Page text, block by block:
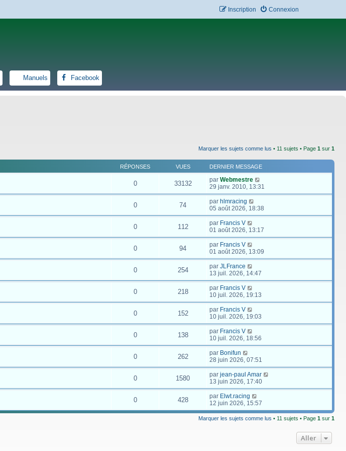
Connexion
Inscription
Manuels Facebook
Marquer les sujets comme lus • 11 sujets • Page 1 sur 1
RÉPONSES VUES DERNIER MESSAGE
0 33132 par Webmestre
29 janv. 2010, 13:31
0 74 par hlmracing
05 août 2026, 18:38
0 112 par Francis V
01 août 2026, 13:17
0 94 par Francis V
01 août 2026, 13:09
0 254 par JLFrance
13 juil. 2026, 14:47
0 218 par Francis V
10 juil. 2026, 19:13
0 152 par Francis V
10 juil. 2026, 19:03
0 138 par Francis V
10 juil. 2026, 18:56
0 262 par Bonifun
28 juin 2026, 07:51
0 1580 par jean-paul Amar
13 juin 2026, 17:40
0 428 par Elwt.racing
12 juin 2026, 15:57
Marquer les sujets comme lus • 11 sujets • Page 1 sur 1
Aller